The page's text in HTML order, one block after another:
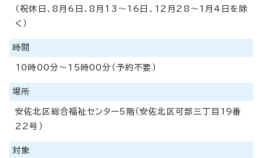
（祝休日、8月6日、8月13～16日、12月28～1月4日を除
く）
時間
10時00分～15時00分（予約不要）
場所
安佐北区総合福祉センター5階（安佐北区可部三丁目19番
22号）
対象